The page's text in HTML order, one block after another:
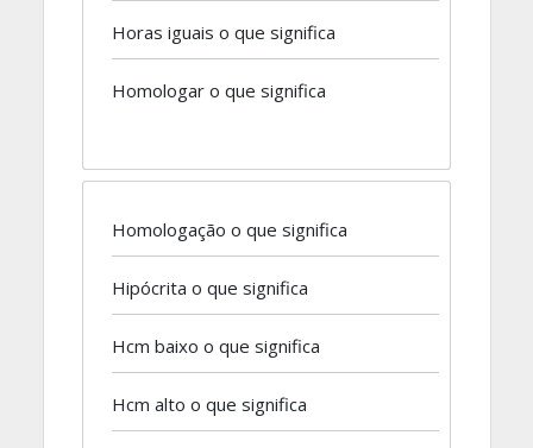
Horas iguais o que significa
Homologar o que significa
Homologação o que significa
Hipócrita o que significa
Hcm baixo o que significa
Hcm alto o que significa